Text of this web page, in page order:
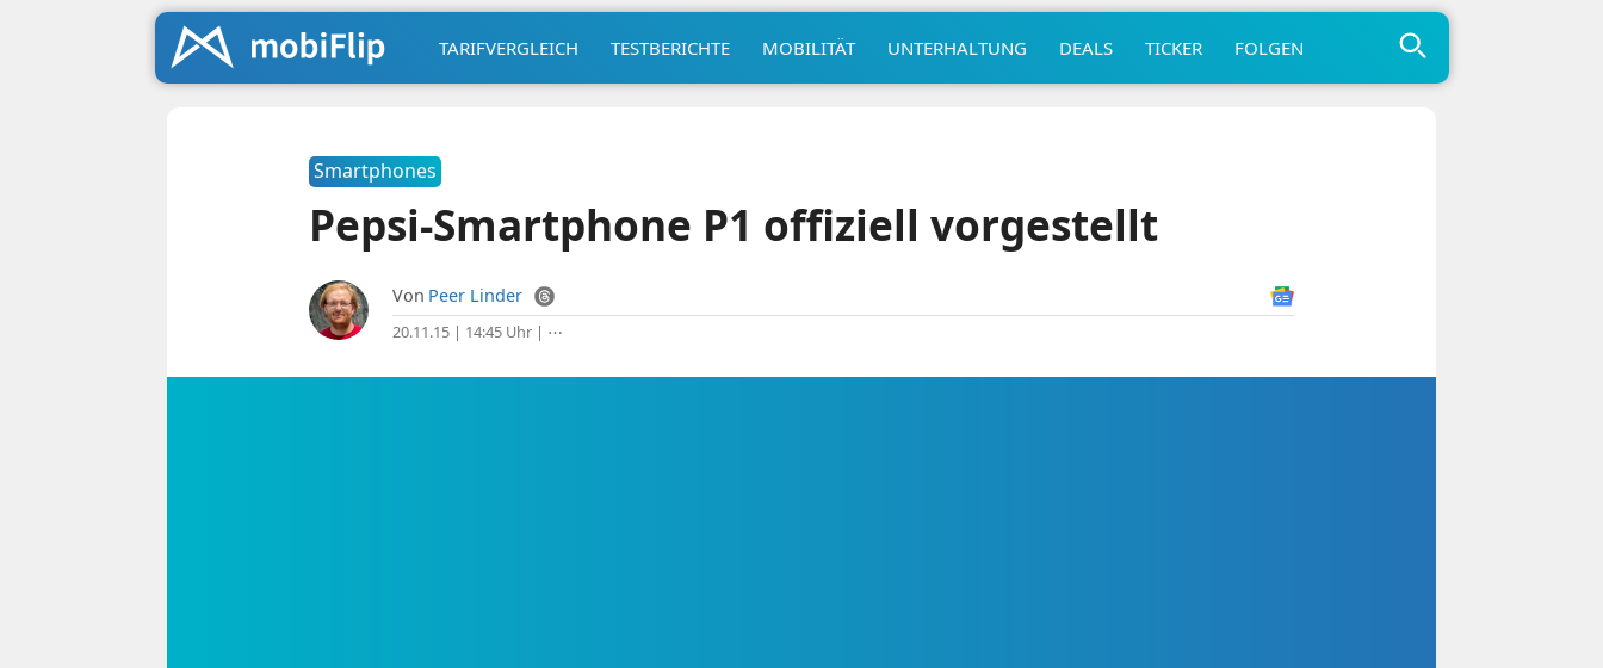
TARIFVERGLEICH TESTBERICHTE MOBILITÄT UNTERHALTUNG DEALS TICKER FOLGEN
Smartphones
Pepsi-Smartphone P1 offiziell vorgestellt
Von Peer Linder
20.11.15 | 14:45 Uhr| ⋯